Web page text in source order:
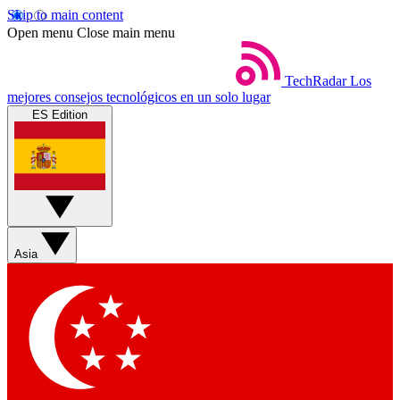
Skip to main content
Open menu Close main menu
TechRadar Los
mejores consejos tecnológicos en un solo lugar
ES Edition
Asia